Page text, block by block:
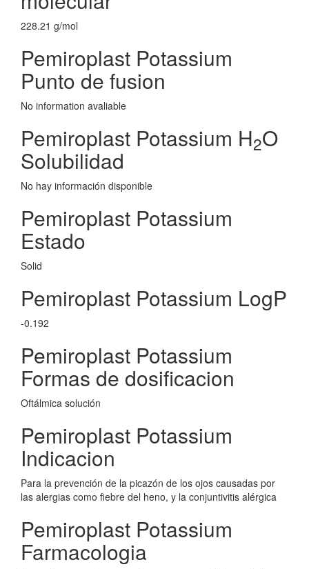
228.21 g/mol
Pemiroplast Potassium
Punto de fusion
No information avaliable
Pemiroplast Potassium H2O
Solubilidad
No hay información disponible
Pemiroplast Potassium
Estado
Solid
Pemiroplast Potassium LogP
-0.192
Pemiroplast Potassium
Formas de dosificacion
Oftálmica solución
Pemiroplast Potassium
Indicacion
Para la prevención de la picazón de los ojos causadas por
las alergias como fiebre del heno, y la conjuntivitis alérgica
Pemiroplast Potassium
Farmacologia